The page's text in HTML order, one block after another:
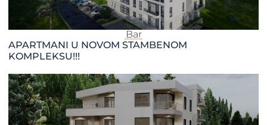
Bar
APARTMANI U NOVOM STAMBENOM
KOMPLEKSU!!!